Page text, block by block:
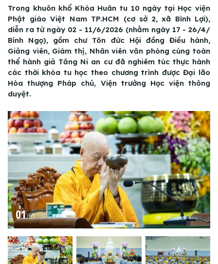
Trong khuôn khổ Khóa Huân tu 10 ngày tại Học viện
Phật giáo Việt Nam TP.HCM (cơ sở 2, xã Bình Lợi),
diễn ra từ ngày 02 - 11/6/2026 (nhằm ngày 17 - 26/4/
Bính Ngọ), gồm chư Tôn đức Hội đồng Điều hành,
Giảng viên, Giám thị, Nhân viên văn phòng cùng toàn
thể hành giả Tăng Ni an cư đã nghiêm túc thực hành
các thời khóa tu học theo chương trình được Đại lão
Hòa thượng Pháp chủ, Viện trưởng Học viện thông
duyệt.
01/63